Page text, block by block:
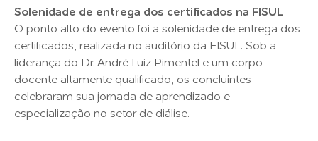
Solenidade de entrega dos certificados na FISUL
O ponto alto do evento foi a solenidade de entrega dos
certificados, realizada no auditório da FISUL. Sob a
liderança do Dr. André Luiz Pimentel e um corpo
docente altamente qualificado, os concluintes
celebraram sua jornada de aprendizado e
especialização no setor de diálise.